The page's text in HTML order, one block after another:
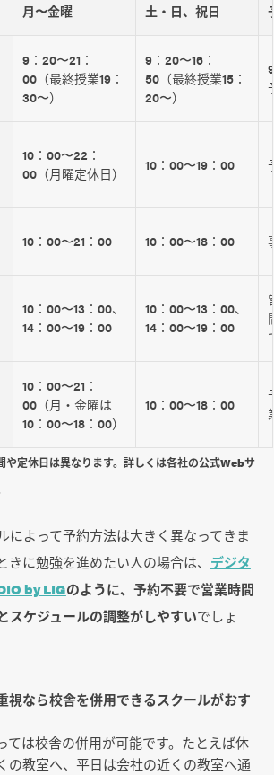
月〜金曜 土・日、祝日
9：20〜21：
00（最終授業19：
30〜）
9：20〜16：
50（最終授業15：
20〜）
10：00〜22：
00（月曜定休日）
10：00〜19：00
10：00〜21：00 10：00〜18：00
10：00〜13：00、
14：00〜19：00
10：00〜13：00、
14：00〜19：00
10：00〜21：
00（月・金曜は
10：00〜18：00）
10：00〜18：00
定休日は異なります。詳しくは各社の公式Webサ
によって予約方法は大きく異なってきま
きに勉強を進めたい人の場合は、 デジタ
by LIGのように、予約不要で営業時間
スケジュールの調整がしやすいでしょ
視なら校舎を併用できるスクールがおす
ては校舎の併用が可能です。たとえば休
の教室へ、平日は会社の近くの教室へ通